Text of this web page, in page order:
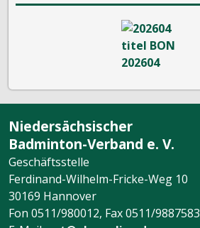
Niedersächsischer
Badminton-Verband e. V.
Geschäftsstelle
Ferdinand-Wilhelm-Fricke-Weg 10
30169 Hannover
Fon 0511/980012, Fax 0511/9887583